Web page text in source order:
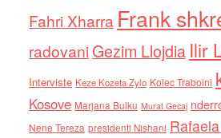
Fahri Xharra Frank
radovaniGezim Llojdia Ilir
Interviste Keze Kozeta Zylo Kolec Traboini
Kosove Marjana Bulku Murat Gecaj
Nene Tereza presidenti Nishani